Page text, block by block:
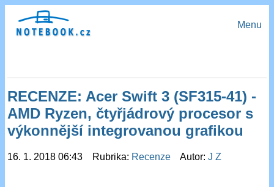
Menu
RECENZE: Acer Swift 3 (SF315-41) -
AMD Ryzen, čtyřjádrový procesor s
výkonnější integrovanou grafikou
16. 1. 2018 06:43 Rubrika: Recenze Autor:J Z